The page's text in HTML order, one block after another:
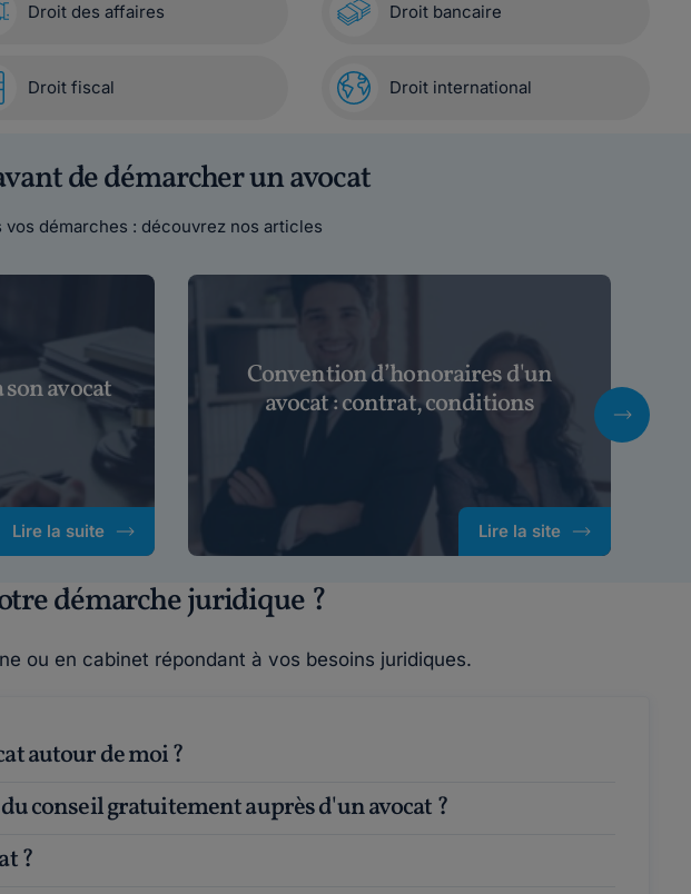
Droit des affaires Droit bancaire
Droit fiscal Droit international
de démarcher un avocat
démarches : découvrez nos articles
avocat
Lire la suite
Convention d’honoraires d'un
avocat : contrat, conditions
Lire la site
démarche juridique ?
ou en cabinet répondant à vos besoins juridiques.
autour de moi ?
conseil gratuitement auprès d'un avocat ?
?